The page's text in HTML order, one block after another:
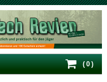
( 0 )